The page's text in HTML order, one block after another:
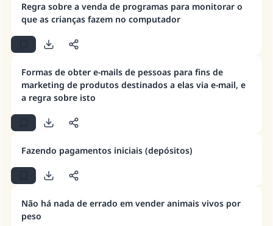
Regra sobre a venda de programas para monitorar o
que as crianças fazem no computador
Formas de obter e-mails de pessoas para fins de
marketing de produtos destinados a elas via e-mail, e
a regra sobre isto
Fazendo pagamentos iniciais (depósitos)
Não há nada de errado em vender animais vivos por
peso